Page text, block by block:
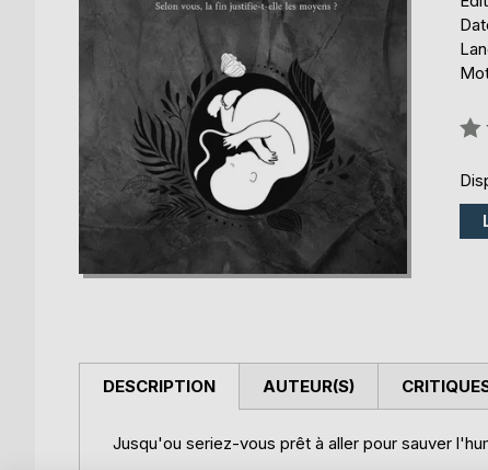
DESCRIPTION
Jusqu'ou seriez-vous prêt à aller pour sauver
AUTEUR(S)